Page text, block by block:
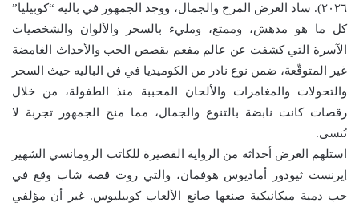
٢٠٢٦). ساد العرض المرح والجمال، ووجد الجمهور في باليه “كوبيليا”
كل ما هو مدهش، وممتع، ومليء بالسحر والألوان والشخصيات
الآسرة التي كشفت عن عالم مفعم بقصص الحب والأحداث الغامضة
غير المتوقّعة، ضمن نوع نادر من الكوميديا في فن الباليه حيث السحر
والتحولات والمغامرات والألحان المحببة منذ الطفولة، من خلال
رقصات كانت نابضة بالتنوع والجمال، مما منح الجمهور تجربة لا
تُنسى.
استلهم العرض أحداثه من الرواية القصيرة للكاتب الرومانسي الشهير
إيرنست ثيودور أماديوس هوفمان، والتي روت قصة شاب وقع في
حب دمية ميكانيكية صنعها صانع الألعاب كوبيليوس. غير أن مؤلفي